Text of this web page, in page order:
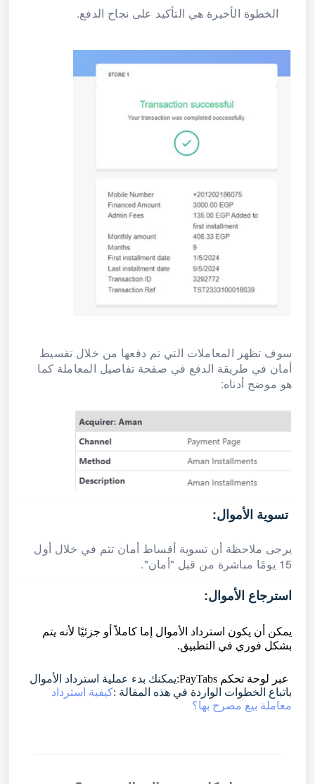
الخطوة الأخيرة هي التأكيد على نجاح الدفع.
سوف تظهر المعاملات التي تم دفعها من خلال تقسيط
أمان في طريقة الدفع في صفحة تفاصيل المعاملة كما
هو موضح أدناه:
تسوية الأموال:
يرجى ملاحظة أن تسوية أقساط أمان تتم في خلال أول
15 يومًا مباشرة من قبل "أمان".
استرجاع الأموال:
يمكن أن يكون استرداد الأموال إما كاملاً أو جزئيًا لأنه يتم
بشكل فوري في التطبيق.
عبر لوحة تحكم PayTabs:
يمكنك بدء عملية استرداد الأموال
باتباع الخطوات الواردة في هذه المقالة : كيفية استرداد
معاملة بيع مصرح بها؟